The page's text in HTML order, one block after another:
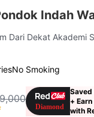
Indah
Dari Dekat Akademi
No Smoking
Saved
+
with